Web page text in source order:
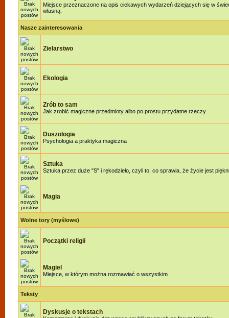
Miejsce przeznaczone na opis ciekawych wydarzeń dziejących się w
własną.
Nasze zainteresowania
Zielarstwo
Ekologia
Zrób to sam
Jak zrobić magiczne przedmioty albo po prostu przydatne rzeczy
Duszologia
Psychologia a praktyka magiczna
Sztuka
Sztuka przez duże "S" i rękodzieło, czyli to, co sprawia, że życie jest
Magia
Wolne tory (myślowe)
Początki religii
Magiel
Miejsce, w którym można rozmawiać o wszystkim
Teksty
Dyskusje o tekstach